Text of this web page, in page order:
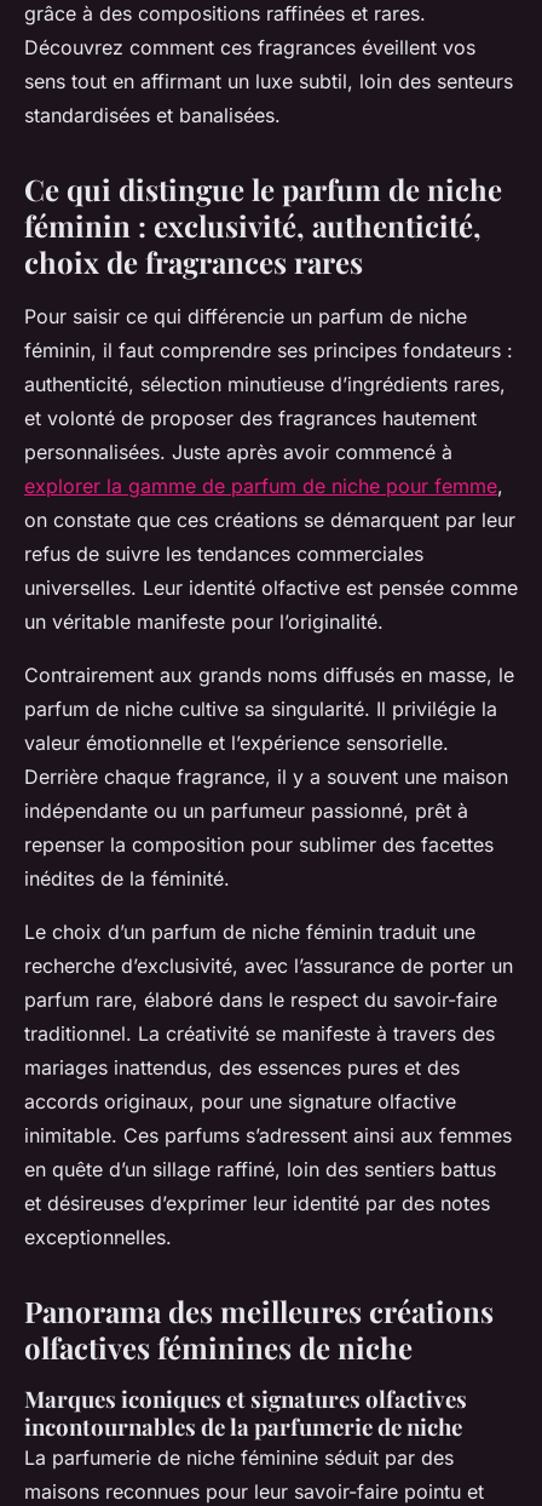
grâce à des compositions raffinées et rares.
Découvrez comment ces fragrances éveillent vos
sens tout en affirmant un luxe subtil, loin des senteurs
standardisées et banalisées.
Ce qui distingue le parfum de niche
féminin : exclusivité, authenticité,
choix de fragrances rares
Pour saisir ce qui différencie un parfum de niche
féminin, il faut comprendre ses principes fondateurs :
authenticité, sélection minutieuse d’ingrédients rares,
et volonté de proposer des fragrances hautement
personnalisées. Juste après avoir commencé à
explorer la gamme de parfum de niche pour femme,
on constate que ces créations se démarquent par leur
refus de suivre les tendances commerciales
universelles. Leur identité olfactive est pensée comme
un véritable manifeste pour l’originalité.
Contrairement aux grands noms diffusés en masse, le
parfum de niche cultive sa singularité. Il privilégie la
valeur émotionnelle et l’expérience sensorielle.
Derrière chaque fragrance, il y a souvent une maison
indépendante ou un parfumeur passionné, prêt à
repenser la composition pour sublimer des facettes
inédites de la féminité.
Le choix d’un parfum de niche féminin traduit une
recherche d’exclusivité, avec l’assurance de porter un
parfum rare, élaboré dans le respect du savoir-faire
traditionnel. La créativité se manifeste à travers des
mariages inattendus, des essences pures et des
accords originaux, pour une signature olfactive
inimitable. Ces parfums s’adressent ainsi aux femmes
en quête d’un sillage raffiné, loin des sentiers battus
et désireuses d’exprimer leur identité par des notes
exceptionnelles.
Panorama des meilleures créations
olfactives féminines de niche
Marques iconiques et signatures olfactives
incontournables de la parfumerie de niche
La parfumerie de niche féminine séduit par des
maisons reconnues pour leur savoir-faire pointu et